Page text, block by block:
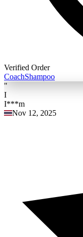
Verified Order
CoachShampoo
"
I
I***m
Nov 12, 2025